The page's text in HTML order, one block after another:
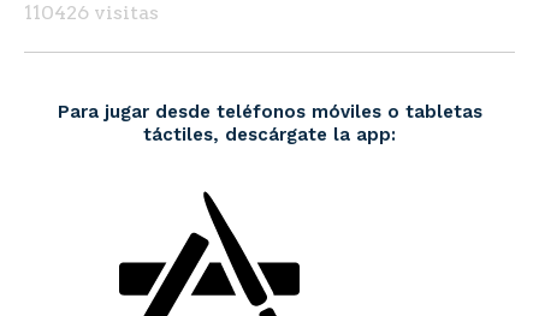
110426 visitas
Para jugar desde teléfonos móviles o tabletas
táctiles, descárgate la app: